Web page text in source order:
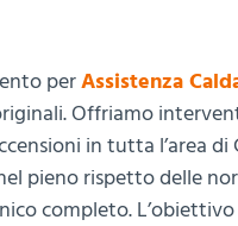
perAssistenza
Offriamo
in tutta l’area
pieno rispetto delle
completo.